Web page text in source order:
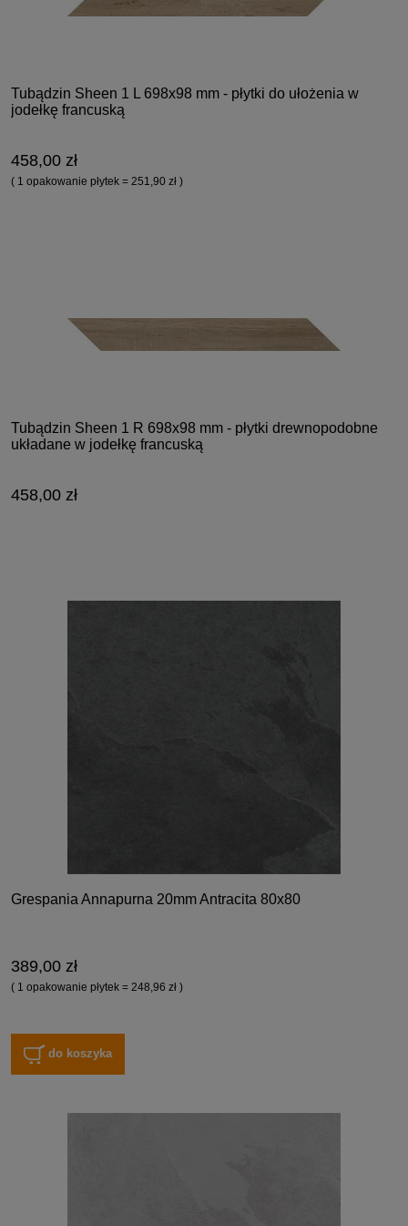
Tubądzin Sheen 1 L 698x98 mm - płytki do ułożenia w
jodełkę francuską
458,00 zł
( 1 opakowanie płytek = 251,90 zł )
Tubądzin Sheen 1 R 698x98 mm - płytki drewnopodobne
układane w jodełkę francuską
458,00 zł
Grespania Annapurna 20mm Antracita 80x80
389,00 zł
( 1 opakowanie płytek = 248,96 zł )
do koszyka